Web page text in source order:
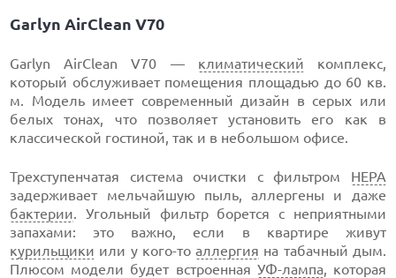
Garlyn AirClean V70
Garlyn AirClean V70 — климатический комплекс,
который обслуживает помещения площадью до 60 кв.
м. Модель имеет современный дизайн в серых или
белых тонах, что позволяет установить его как в
классической гостиной, так и в небольшом офисе.
Трехступенчатая система очистки с фильтром HEPA
задерживает мельчайшую пыль, аллергены и даже
бактерии. Угольный фильтр борется с неприятными
запахами: это важно, если в квартире живут
курильщики или у кого-тоаллергия на табачный дым.
Плюсом модели будет встроенная УФ-лампа, которая